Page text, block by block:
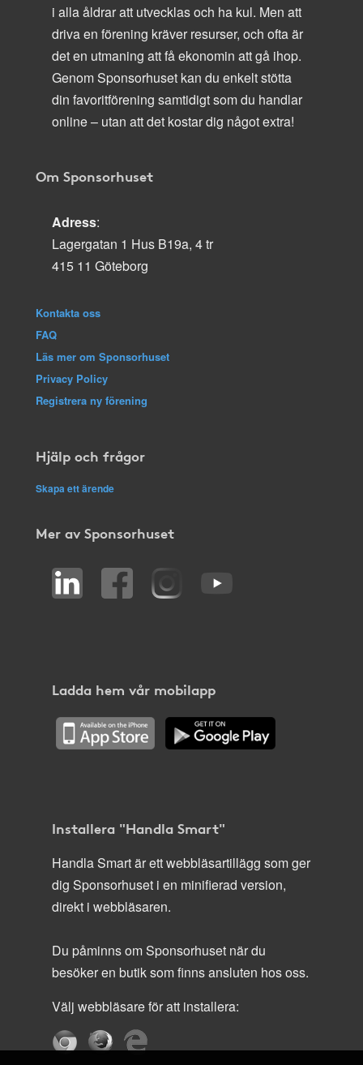
i alla åldrar att utvecklas och ha kul. Men att
driva en förening kräver resurser, och ofta är
det en utmaning att få ekonomin att gå ihop.
Genom Sponsorhuset kan du enkelt stötta
din favoritförening samtidigt som du handlar
online – utan att det kostar dig något extra!
Om Sponsorhuset
Adress:
Lagergatan 1 Hus B19a, 4 tr
415 11 Göteborg
Kontakta oss
FAQ
Läs mer om Sponsorhuset
Privacy Policy
Registrera ny förening
Hjälp och frågor
Skapa ett ärende
Mer av Sponsorhuset
Ladda hem vår mobilapp
Installera "Handla Smart"
Handla Smart är ett webbläsartillägg som ger
dig Sponsorhuset i en minifierad version,
direkt i webbläsaren.
Du påminns om Sponsorhuset när du
besöker en butik som finns ansluten hos oss.
Välj webbläsare för att installera: